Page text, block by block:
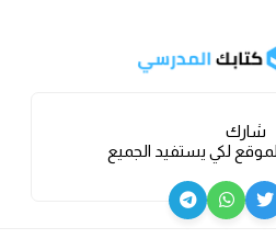
شارك
لكي يستفيد الجميع